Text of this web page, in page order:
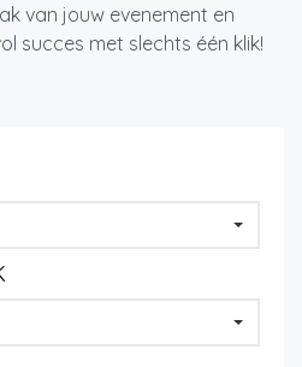
van jouw evenement en
succes met slechts één klik!